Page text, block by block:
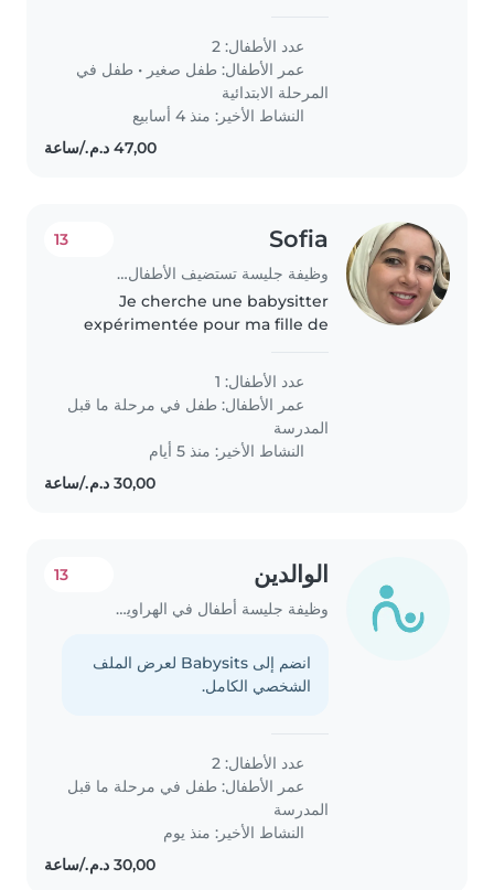
pour s'occuper principalement
de notre bébé de 12 mois. Nous
avons également un enfant de 11
ans, autonome...
عدد الأطفال: 2
عمر الأطفال: طفل صغير • طفل في
المرحلة الابتدائية
النشاط الأخير: منذ 4 أسابيع
Sofia
وظيفة جليسة تستضيف الأطفال في بيتها في الهراويين
13
Je cherche une babysitter
expérimentée pour ma fille de
français ou même anglais et
qu’elle rentre la nuit chez elle.
Les tâches ménagères étant
déjà..
عدد الأطفال: 1
عمر الأطفال: طفل في مرحلة ما قبل
المدرسة
النشاط الأخير: منذ 5 أيام
الوالدين
وظيفة جليسة أطفال في الهراويين
13
انضم إلى Babysits لعرض الملف
الشخصي الكامل.
عدد الأطفال: 2
عمر الأطفال: طفل في مرحلة ما قبل
المدرسة
النشاط الأخير: منذ يوم